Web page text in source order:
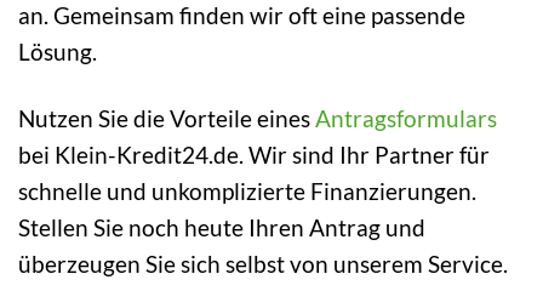
an. Gemeinsam finden wir oft eine passende
Lösung.
Nutzen Sie die Vorteile einesAntragsformulars
bei Klein-Kredit24.de. Wir sind Ihr Partner für
schnelle und unkomplizierte Finanzierungen.
Stellen Sie noch heute Ihren Antrag und
überzeugen Sie sich selbst von unserem Service.